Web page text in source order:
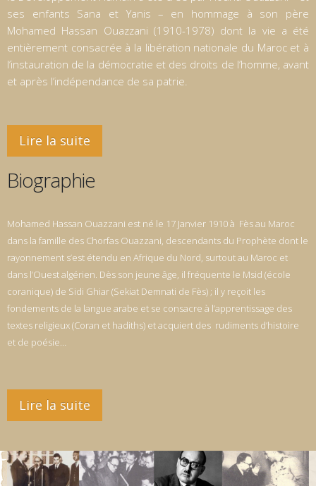
ses enfants Sana et Yanis – en hommage à son père
Mohamed Hassan Ouazzani (1910-1978) dont la vie a été
entièrement consacrée à la libération nationale du Maroc et à
l’instauration de la démocratie et des droits de l’homme, avant
et après l’indépendance de sa patrie.
Lire la suite
Biographie
Mohamed Hassan Ouazzani est né le 17 Janvier 1910 à Fès au Maroc
dans la famille des Chorfas Ouazzani, descendants du Prophète dont le
rayonnement s’est étendu en Afrique du Nord, surtout au Maroc et
dans l’Ouest algérien. Dès son jeune âge, il fréquente le Msid (école
coranique) de Sidi Ghiar (Sekiat Demnati de Fès) ; il y reçoit les
fondements de la langue arabe et se consacre à l’apprentissage des
textes religieux (Coran et hadiths) et acquiert des rudiments d’histoire
et de poésie…
Lire la suite